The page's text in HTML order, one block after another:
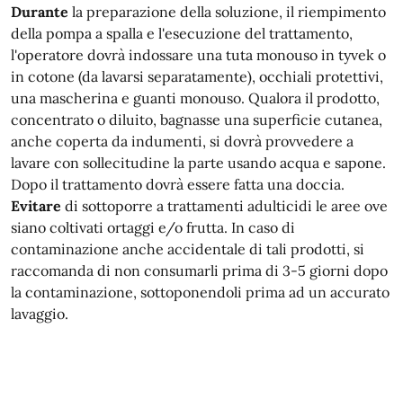
Durante la preparazione della soluzione, il riempimento
della pompa a spalla e l'esecuzione del trattamento,
l'operatore dovrà indossare una tuta monouso in tyvek o
in cotone (da lavarsi separatamente), occhiali protettivi,
una mascherina e guanti monouso. Qualora il prodotto,
concentrato o diluito, bagnasse una superficie cutanea,
anche coperta da indumenti, si dovrà provvedere a
lavare con sollecitudine la parte usando acqua e sapone.
Dopo il trattamento dovrà essere fatta una doccia.
Evitare di sottoporre a trattamenti adulticidi le aree ove
siano coltivati ortaggi e/o frutta. In caso di
contaminazione anche accidentale di tali prodotti, si
raccomanda di non consumarli prima di 3-5 giorni dopo
la contaminazione, sottoponendoli prima ad un accurato
lavaggio.